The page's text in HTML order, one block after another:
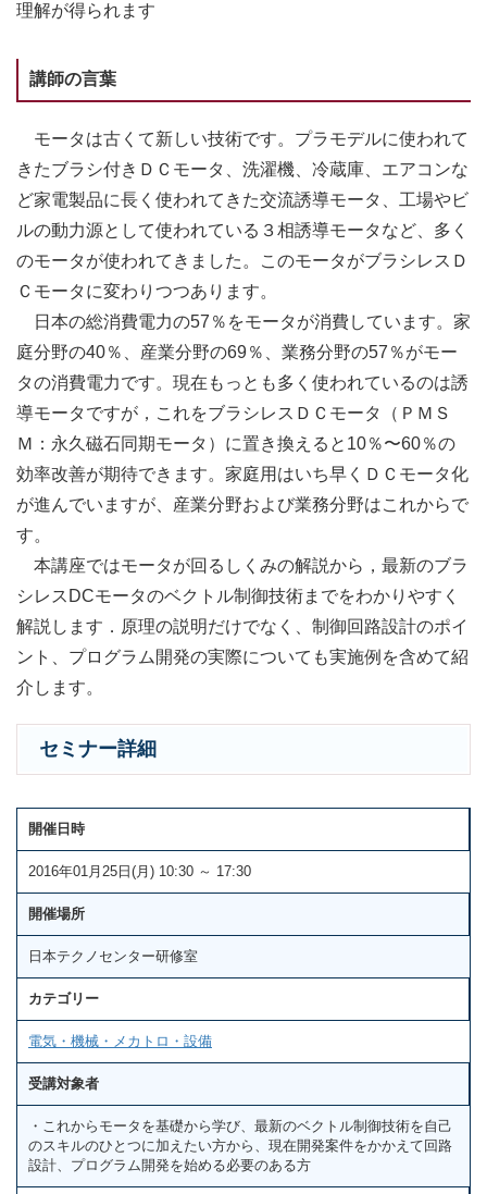
理解が得られます
講師の言葉
モータは古くて新しい技術です。プラモデルに使われて
きたブラシ付きＤＣモータ、洗濯機、冷蔵庫、エアコンな
ど家電製品に長く使われてきた交流誘導モータ、工場やビ
ルの動力源として使われている３相誘導モータなど、多く
のモータが使われてきました。このモータがブラシレスＤ
Ｃモータに変わりつつあります。
日本の総消費電力の57％をモータが消費しています。家
庭分野の40％、産業分野の69％、業務分野の57％がモー
タの消費電力です。現在もっとも多く使われているのは誘
導モータですが，これをブラシレスＤＣモータ（ＰＭＳ
Ｍ：永久磁石同期モータ）に置き換えると10％〜60％の
効率改善が期待できます。家庭用はいち早くＤＣモータ化
が進んでいますが、産業分野および業務分野はこれからで
す。
本講座ではモータが回るしくみの解説から，最新のブラ
シレスDCモータのベクトル制御技術までをわかりやすく
解説します．原理の説明だけでなく、制御回路設計のポイ
ント、プログラム開発の実際についても実施例を含めて紹
介します。
セミナー詳細
開催日時
2016年01月25日(月) 10:30 ～ 17:30
開催場所
日本テクノセンター研修室
カテゴリー
電気・機械・メカトロ・設備
受講対象者
・これからモータを基礎から学び、最新のベクトル制御技術を自己
のスキルのひとつに加えたい方から、現在開発案件をかかえて回路
設計、プログラム開発を始める必要のある方